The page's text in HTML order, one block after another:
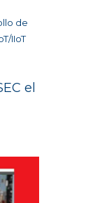
de
IIoT
el